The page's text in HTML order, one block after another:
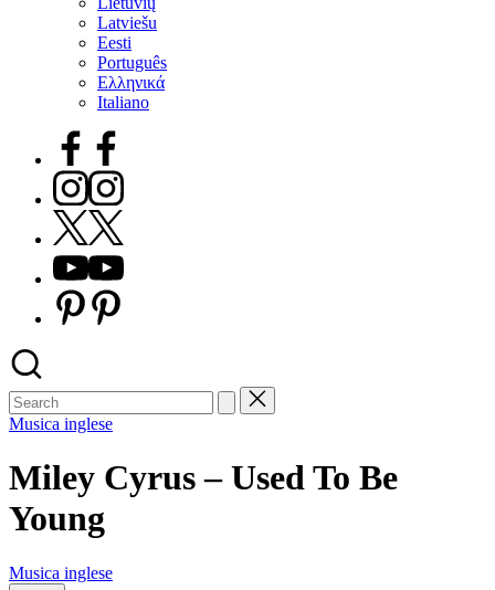
Latviešu
Eesti
Português
Ελληνικά
Italiano
Facebook
Instagram
X
Youtube
Pinterest
Posted
Musica inglese
Miley Cyrus – Used To Be
Young
Posted
Musica inglese